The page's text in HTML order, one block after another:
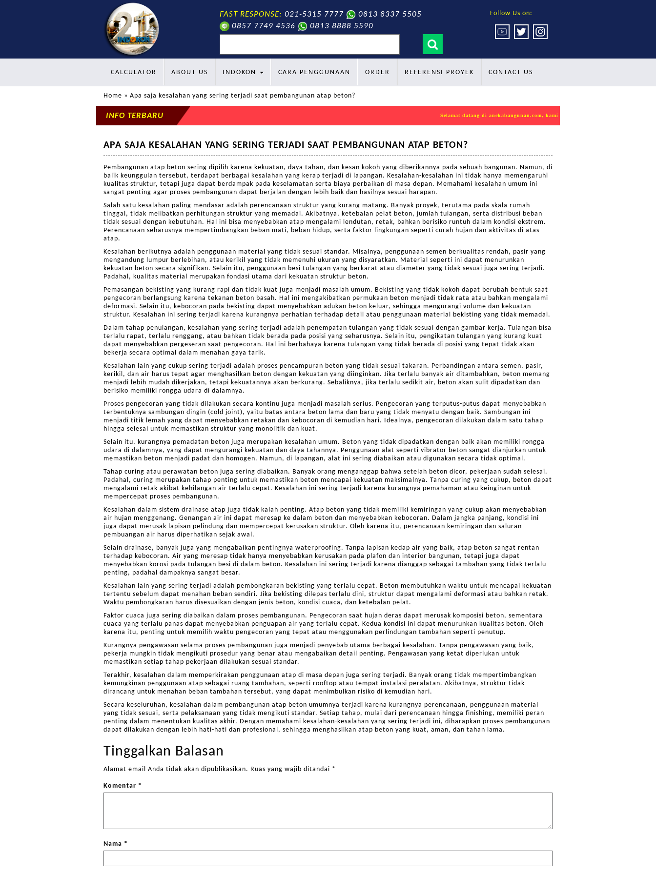
FAST RESPONSE: 021-5315 7777
0813 8337 5505
0857 7749 4536
0813 8888 5590
Follow Us on:
CALCULATOR ABOUT US INDOKON CARA PENGGUNAAN ORDER REFERENSI PROYEK CONTACT US
Home » Apa saja kesalahan yang sering terjadi saat pembangunan atap beton?
INFO TERBARU Selamat datang di anekabangunan.com, kami mempersembahkan produk
APA SAJA KESALAHAN YANG SERING TERJADI SAAT PEMBANGUNAN ATAP BETON?
Pembangunan atap beton sering dipilih karena kekuatan, daya tahan, dan kesan kokoh yang diberikannya pada sebuah bangunan. Namun, di
balik keunggulan tersebut, terdapat berbagai kesalahan yang kerap terjadi di lapangan. Kesalahan-kesalahan ini tidak hanya memengaruhi
kualitas struktur, tetapi juga dapat berdampak pada keselamatan serta biaya perbaikan di masa depan. Memahami kesalahan umum ini
sangat penting agar proses pembangunan dapat berjalan dengan lebih baik dan hasilnya sesuai harapan.
Salah satu kesalahan paling mendasar adalah perencanaan struktur yang kurang matang. Banyak proyek, terutama pada skala rumah
tinggal, tidak melibatkan perhitungan struktur yang memadai. Akibatnya, ketebalan pelat beton, jumlah tulangan, serta distribusi beban
tidak sesuai dengan kebutuhan. Hal ini bisa menyebabkan atap mengalami lendutan, retak, bahkan berisiko runtuh dalam kondisi ekstrem.
Perencanaan seharusnya mempertimbangkan beban mati, beban hidup, serta faktor lingkungan seperti curah hujan dan aktivitas di atas
atap.
Kesalahan berikutnya adalah penggunaan material yang tidak sesuai standar. Misalnya, penggunaan semen berkualitas rendah, pasir yang
mengandung lumpur berlebihan, atau kerikil yang tidak memenuhi ukuran yang disyaratkan. Material seperti ini dapat menurunkan
kekuatan beton secara signifikan. Selain itu, penggunaan besi tulangan yang berkarat atau diameter yang tidak sesuai juga sering terjadi.
Padahal, kualitas material merupakan fondasi utama dari kekuatan struktur beton.
Pemasangan bekisting yang kurang rapi dan tidak kuat juga menjadi masalah umum. Bekisting yang tidak kokoh dapat berubah bentuk saat
pengecoran berlangsung karena tekanan beton basah. Hal ini mengakibatkan permukaan beton menjadi tidak rata atau bahkan mengalami
deformasi. Selain itu, kebocoran pada bekisting dapat menyebabkan adukan beton keluar, sehingga mengurangi volume dan kekuatan
struktur. Kesalahan ini sering terjadi karena kurangnya perhatian terhadap detail atau penggunaan material bekisting yang tidak memadai.
Dalam tahap penulangan, kesalahan yang sering terjadi adalah penempatan tulangan yang tidak sesuai dengan gambar kerja. Tulangan bisa
terlalu rapat, terlalu renggang, atau bahkan tidak berada pada posisi yang seharusnya. Selain itu, pengikatan tulangan yang kurang kuat
dapat menyebabkan pergeseran saat pengecoran. Hal ini berbahaya karena tulangan yang tidak berada di posisi yang tepat tidak akan
bekerja secara optimal dalam menahan gaya tarik.
Kesalahan lain yang cukup sering terjadi adalah proses pencampuran beton yang tidak sesuai takaran. Perbandingan antara semen, pasir,
kerikil, dan air harus tepat agar menghasilkan beton dengan kekuatan yang diinginkan. Jika terlalu banyak air ditambahkan, beton memang
menjadi lebih mudah dikerjakan, tetapi kekuatannya akan berkurang. Sebaliknya, jika terlalu sedikit air, beton akan sulit dipadatkan dan
berisiko memiliki rongga udara di dalamnya.
Proses pengecoran yang tidak dilakukan secara kontinu juga menjadi masalah serius. Pengecoran yang terputus-putus dapat menyebabkan
terbentuknya sambungan dingin (cold joint), yaitu batas antara beton lama dan baru yang tidak menyatu dengan baik. Sambungan ini
menjadi titik lemah yang dapat menyebabkan retakan dan kebocoran di kemudian hari. Idealnya, pengecoran dilakukan dalam satu tahap
hingga selesai untuk memastikan struktur yang monolitik dan kuat.
Selain itu, kurangnya pemadatan beton juga merupakan kesalahan umum. Beton yang tidak dipadatkan dengan baik akan memiliki rongga
udara di dalamnya, yang dapat mengurangi kekuatan dan daya tahannya. Penggunaan alat seperti vibrator beton sangat dianjurkan untuk
memastikan beton menjadi padat dan homogen. Namun, di lapangan, alat ini sering diabaikan atau digunakan secara tidak optimal.
Tahap curing atau perawatan beton juga sering diabaikan. Banyak orang menganggap bahwa setelah beton dicor, pekerjaan sudah selesai.
Padahal, curing merupakan tahap penting untuk memastikan beton mencapai kekuatan maksimalnya. Tanpa curing yang cukup, beton dapat
mengalami retak akibat kehilangan air terlalu cepat. Kesalahan ini sering terjadi karena kurangnya pemahaman atau keinginan untuk
mempercepat proses pembangunan.
Kesalahan dalam sistem drainase atap juga tidak kalah penting. Atap beton yang tidak memiliki kemiringan yang cukup akan menyebabkan
air hujan menggenang. Genangan air ini dapat meresap ke dalam beton dan menyebabkan kebocoran. Dalam jangka panjang, kondisi ini
juga dapat merusak lapisan pelindung dan mempercepat kerusakan struktur. Oleh karena itu, perencanaan kemiringan dan saluran
pembuangan air harus diperhatikan sejak awal.
Selain drainase, banyak juga yang mengabaikan pentingnya waterproofing. Tanpa lapisan kedap air yang baik, atap beton sangat rentan
terhadap kebocoran. Air yang meresap tidak hanya menyebabkan kerusakan pada plafon dan interior bangunan, tetapi juga dapat
menyebabkan korosi pada tulangan besi di dalam beton. Kesalahan ini sering terjadi karena dianggap sebagai tambahan yang tidak terlalu
penting, padahal dampaknya sangat besar.
Kesalahan lain yang sering terjadi adalah pembongkaran bekisting yang terlalu cepat. Beton membutuhkan waktu untuk mencapai kekuatan
tertentu sebelum dapat menahan beban sendiri. Jika bekisting dilepas terlalu dini, struktur dapat mengalami deformasi atau bahkan retak.
Waktu pembongkaran harus disesuaikan dengan jenis beton, kondisi cuaca, dan ketebalan pelat.
Faktor cuaca juga sering diabaikan dalam proses pembangunan. Pengecoran saat hujan deras dapat merusak komposisi beton, sementara
cuaca yang terlalu panas dapat menyebabkan penguapan air yang terlalu cepat. Kedua kondisi ini dapat menurunkan kualitas beton. Oleh
karena itu, penting untuk memilih waktu pengecoran yang tepat atau menggunakan perlindungan tambahan seperti penutup.
Kurangnya pengawasan selama proses pembangunan juga menjadi penyebab utama berbagai kesalahan. Tanpa pengawasan yang baik,
pekerja mungkin tidak mengikuti prosedur yang benar atau mengabaikan detail penting. Pengawasan yang ketat diperlukan untuk
memastikan setiap tahap pekerjaan dilakukan sesuai standar.
Terakhir, kesalahan dalam memperkirakan penggunaan atap di masa depan juga sering terjadi. Banyak orang tidak mempertimbangkan
kemungkinan penggunaan atap sebagai ruang tambahan, seperti rooftop atau tempat instalasi peralatan. Akibatnya, struktur tidak
dirancang untuk menahan beban tambahan tersebut, yang dapat menimbulkan risiko di kemudian hari.
Secara keseluruhan, kesalahan dalam pembangunan atap beton umumnya terjadi karena kurangnya perencanaan, penggunaan material
yang tidak sesuai, serta pelaksanaan yang tidak mengikuti standar. Setiap tahap, mulai dari perencanaan hingga finishing, memiliki peran
penting dalam menentukan kualitas akhir. Dengan memahami kesalahan-kesalahan yang sering terjadi ini, diharapkan proses pembangunan
dapat dilakukan dengan lebih hati-hati dan profesional, sehingga menghasilkan atap beton yang kuat, aman, dan tahan lama.
Tinggalkan Balasan
Alamat email Anda tidak akan dipublikasikan. Ruas yang wajib ditandai *
Komentar *
Nama *